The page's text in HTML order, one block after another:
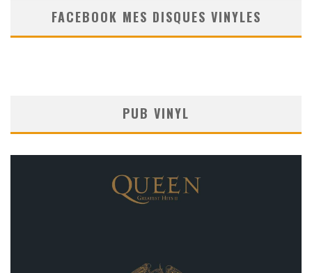
FACEBOOK MES DISQUES VINYLES
PUB VINYL